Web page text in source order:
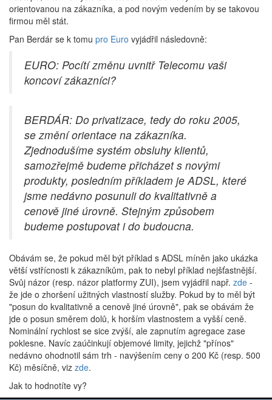
orientovanou na zákazníka, a pod novým vedením by se takovou
firmou měl stát.
Pan Berdár se k tomu pro Euro vyjádřil následovně:
EURO: Pocítí změnu uvnitř Telecomu vaši
koncoví zákazníci?
BERDÁR: Do privatizace, tedy do roku 2005,
se změní orientace na zákazníka.
Zjednodušíme systém obsluhy klientů,
samozřejmě budeme přicházet s novými
produkty, posledním příkladem je ADSL, které
jsme nedávno posunuli do kvalitativně a
cenově jiné úrovně. Stejným způsobem
budeme postupovat i do budoucna.
Obávám se, že pokud měl být příklad s ADSL míněn jako ukázka
větší vstřícnosti k zákazníkům, pak to nebyl příklad nejšťastnější.
Svůj názor (resp. názor platformy ZUI), jsem vyjádřil např. zde -
že jde o zhoršení užitných vlastností služby. Pokud by to měl být
"posun do kvalitativně a cenově jiné úrovně", pak se obávám že
jde o posun směrem dolů, k horším vlastnostem a vyšší ceně.
Nominální rychlost se sice zvýší, ale zapnutím agregace zase
poklesne. Navíc zaúčinkují objemové limity, jejichž "přínos"
nedávno ohodnotil sám trh - navýšením ceny o 200 Kč (resp. 500
Kč) měsíčně, viz zde.
Jak to hodnotíte vy?